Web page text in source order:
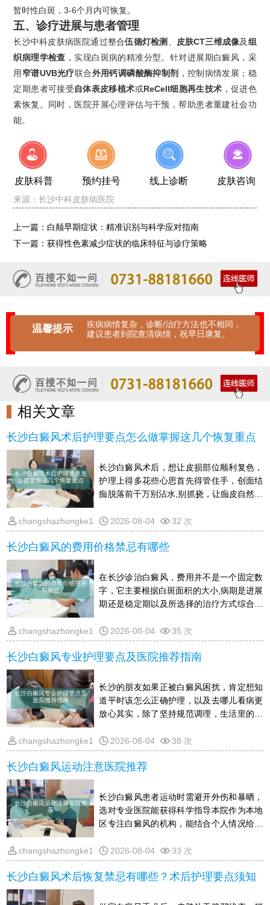
暂时性白斑，3-6个月内可恢复。
五、诊疗进展与患者管理
长沙中科皮肤病医院通过整合伍德灯检测 皮肤CT三维成像及组
织病理学检查 ，实现白斑病的精准分型。针对进展期白癜风，采
用窄谱UVB光疗联合外用钙调磷酸酶抑制剂 ，控制病情发展；稳
定期患者可接受自体表皮移植术或ReCell细胞再生技术 ，促进色
素恢复。同时，医院开展心理评估与干预，帮助患者重建社会功
能。
皮肤科普 预约挂号 线上诊断 皮肤咨询
来源：长沙中科皮肤病医院
上一篇： 白颠早期症状：精准识别与科学应对指南
下一篇：获得性色素减少症状的临床特征与诊疗策略
温馨提示
疾病病情复杂，诊断/治疗方法也不相同，
建议患者到院查清病情，祝早日康复。
相关文章
长沙白癜风术后护理要点怎么做掌握这几个恢复重点
长沙白癜风术后，想让皮损部位顺利复色，
护理上得多花些心思首先得管住手，创面结
痂脱落前千万别沾水,别抓挠，让痂皮自然掉
到位，撑伞,戴帽子,穿长袖，新生的皮肤暴
晒后容易前功尽弃吃东西上，适当多吃点黑
芝麻,黑豆这类含黑色素的食物，少吃柠檬,
忌口一阵子情绪别大起大落，心里放宽松
些，晚上早点睡，别熬夜另外，哪怕白斑看
着变淡了，也要按医生嘱咐的时间回院复
changshazhongke1 2026-08-04 32 次
长沙白癜风的费用价格禁忌有哪些
在长沙诊治白癜风，费用并不是一个固定数
字，它主要根据白斑面积的大小,病期是进展
期还是稳定期以及所选择的治疗方式综合来
少，而大面积,顽固性的情况则耗费会更高一
些价格方面还会受技术设备和诊疗方案细致
程度的影响至于禁忌，患者在生活中要特别
少吃或不吃富含维C的食物，保持平稳的情
绪，同时不要盲目尝试偏方，以免加重皮损
具体花销需结合个人实际情况在线了解，
changshazhongke1 2026-08-04 35 次
长沙白癜风专业护理要点及医院推荐指南
长沙的朋友如果正被白癜风困扰，肯定想知
道平时该怎么正确护理，以及去哪儿看病更
放心其实，除了坚持规范调理，生活里的细
须防晒,吃什么对复色有帮助，以及情绪调整
这些选医院时，可以看看有没有针对性的设
备,医生能不能给出一人一案的方案下面整理
建议，帮你理清头绪，少踩坑，让恢复的路
走得更顺当
changshazhongke1 2026-08-04 38 次
长沙白癜风运动注意医院推荐
长沙白癜风患者运动时需避开外伤和暴晒，
选对专业医院能获得科学指导本院作为本地
区专注白癜风的机构，能结合个人情况给出
风险有关运动防护及病情疑问，可通过在线
渠道详细了解，避免因不当运动影响肤色恢
复
changshazhongke1 2026-08-04 33 次
长沙白癜风术后恢复禁忌有哪些？术后护理要点须知